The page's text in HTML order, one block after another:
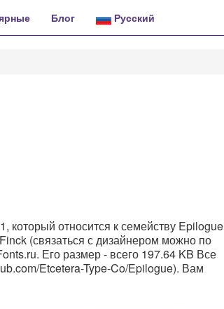
Блог Русский
который относится к семейству Epilogue
(связаться с дизайнером можно по
Его размер - всего 197.64 KB Все
Etcetera-Type-Co/Epilogue). Вам